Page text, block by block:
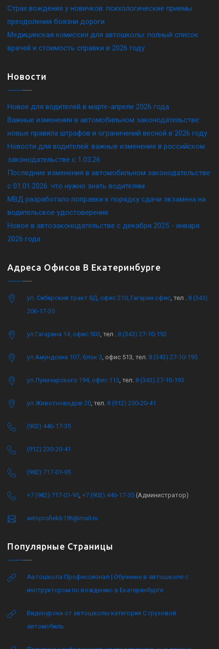
Страх вождения у новичков: психологические приемы
преодоления боязни дороги
Медицинская комиссия для автошколы: полный список
врачей и стоимость справки в 2026 году
Новости
Новое для водителей в марте-апреле 2026 года
Важные изменения в автомобильном законодательстве:
новые правила штрафов и ограничений весной в 2026 году
Новости для водителей: важные изменения в российском
законодательстве c 1.03.26
Последние изменения в автомобильном законодательстве
c 01.01.2026: что нужно знать водителям
МВД разработало поправки к порядку сдачи экзамена на
водительское удостоверение
Новое в автозаконодательстве с декабря 2025 - января
2026 года
Адреса Офисов В Екатеринбурге
ул. Сибирский тракт 8Д, офис 210, Гагарин офис, тел . 8 (343)
206-17-35
ул.Гагарина 14, офис 503, тел . 8 (343) 27-10-192
ул.Амундсена 107, блок 3, офис 513, тел. 8 (343) 27-10-195
ул.Луначарского 194, офис 113, тел. 8 (343) 27-10-193
ул.Животноводов 20, тел. 8 (912) 230-20-41
(902) 446-17-35
(912) 230-20-41
(982) 717-01-95
+7 (982) 717-01-95, +7 (902) 446-17-35 (Администратор)
avtoprofiekb196@mail.ru
Популярные Страницы
Автошкола Профессионал | Обучение в автошколе с
инструктором по вождению в Екатеринбурге
Видеоуроки от автошколы категория C грузовой
автомобиль